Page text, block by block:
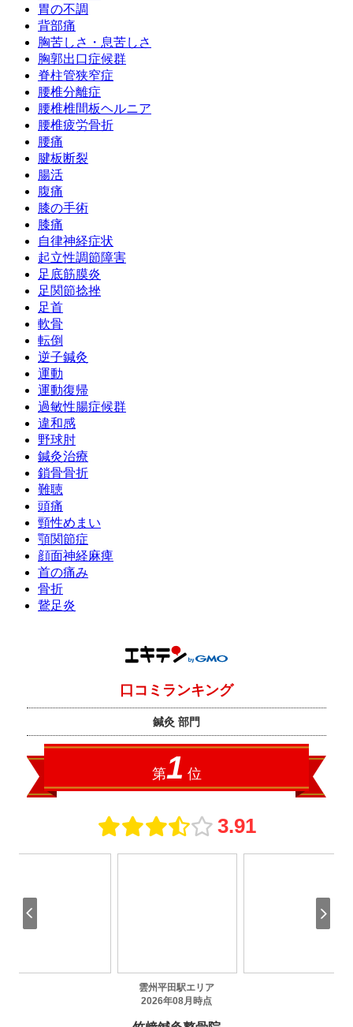
胃の不調
背部痛
胸苦しさ・息苦しさ
胸郭出口症候群
脊柱管狭窄症
腰椎分離症
腰椎椎間板ヘルニア
腰椎疲労骨折
腰痛
腱板断裂
腸活
腹痛
膝の手術
膝痛
自律神経症状
起立性調節障害
足底筋膜炎
足関節捻挫
足首
軟骨
転倒
逆子鍼灸
運動
運動復帰
過敏性腸症候群
違和感
野球肘
鍼灸治療
鎖骨骨折
難聴
頭痛
頸性めまい
顎関節症
顔面神経麻痺
首の痛み
骨折
鵞足炎